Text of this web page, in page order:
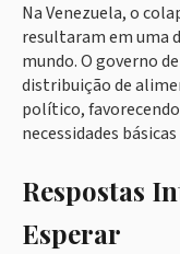
Na Venezuela, o
resultaram em uma
mundo. O governo
distribuição de
político,
necessidades
Respostas
Esperar